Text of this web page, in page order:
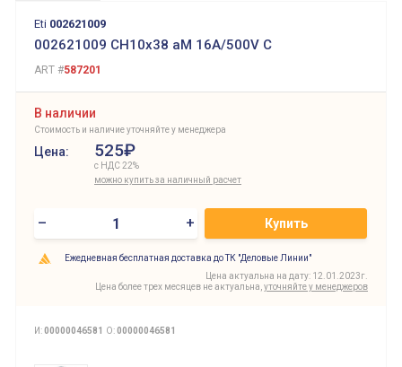
Eti 002621009
002621009 CH10x38 aM 16A/500V C
ART #587201
В наличии
Стоимость и наличие уточняйте у менеджера
Цена: 525₽
с НДС 22%
можно купить за наличный расчет
– + Купить
Ежедневная бесплатная доставка до ТК "Деловые Линии"
Цена актуальна на дату: 12.01.2023г.
Цена более трех месяцев не актуальна, уточняйте у менеджеров
И:00000046581 О:00000046581